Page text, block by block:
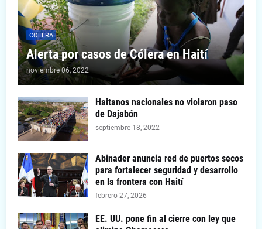
COLERA
Alerta por casos de Cólera en Haití
noviembre 06, 2022
Haitanos nacionales no violaron paso
de Dajabón
septiembre 18, 2022
Abinader anuncia red de puertos secos
para fortalecer seguridad y desarrollo
en la frontera con Haití
febrero 27, 2026
EE. UU. pone fin al cierre con ley que